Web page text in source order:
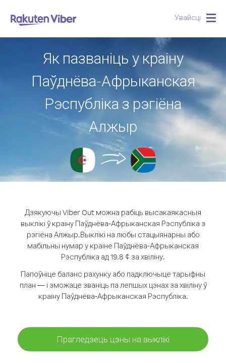
Увайсці
Як пазваніць у краіну
Паўднёва-Афрыканская
Рэспубліка з рэгіёна
Алжыр
Дзякуючы Viber Out можна рабіць высакаякасныя
выклікі ў краіну Паўднёва-Афрыканская Рэспубліка з
рэгіёна Алжыр.Выклікі на любы стацыянарны або
мабільны нумар у краіне Паўднёва-Афрыканская
Рэспубліка ад 19.8 ¢ за хвіліну.
Папоўніце баланс рахунку або падключыце тарыфны
план — і зможаце званіць па лепшых цэнах за хвіліну ў
краіну Паўднёва-Афрыканская Рэспубліка.
Прагледзець цэны на выклікі